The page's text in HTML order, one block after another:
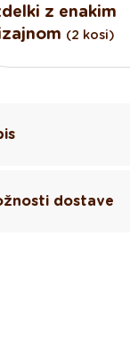
z enakim
(2 kosi)
dostave